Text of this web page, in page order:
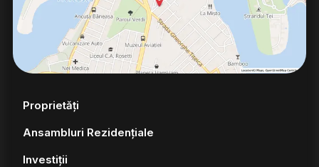
Proprietăți
Ansambluri Rezidențiale
Investiții